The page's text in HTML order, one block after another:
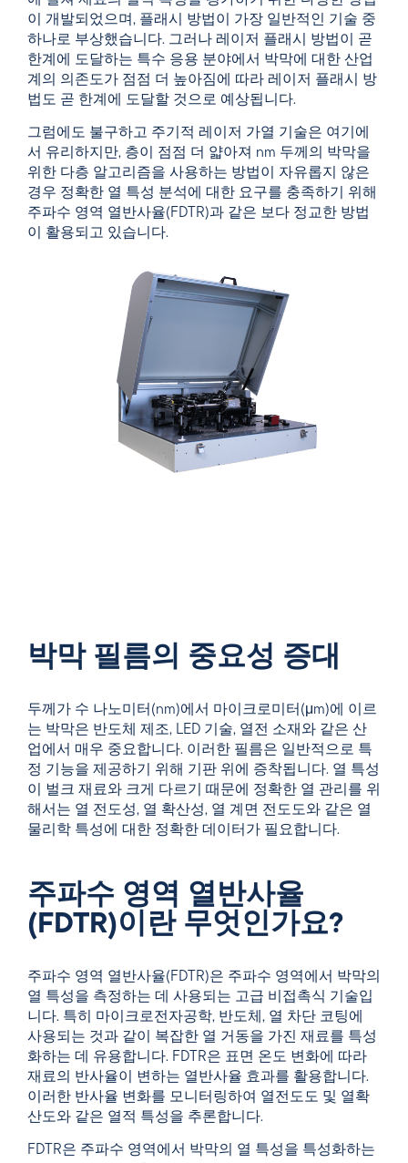
이 개발되었으며, 플래시 방법이 가장 일반적인 기술 중
하나로 부상했습니다. 그러나 레이저 플래시 방법이 곧
한계에 도달하는 특수 응용 분야에서 박막에 대한 산업
계의 의존도가 점점 더 높아짐에 따라 레이저 플래시 방
법도 곧 한계에 도달할 것으로 예상됩니다.
그럼에도 불구하고 주기적 레이저 가열 기술은 여기에
서 유리하지만, 층이 점점 더 얇아져 nm 두께의 박막을
위한 다층 알고리즘을 사용하는 방법이 자유롭지 않은
경우 정확한 열 특성 분석에 대한 요구를 충족하기 위해
주파수 영역 열반사율(FDTR)과 같은 보다 정교한 방법
이 활용되고 있습니다.
박막 필름의 중요성 증대
두께가 수 나노미터(nm)에서 마이크로미터(μm)에 이르
는 박막은 반도체 제조, LED 기술, 열전 소재와 같은 산
업에서 매우 중요합니다. 이러한 필름은 일반적으로 특
정 기능을 제공하기 위해 기판 위에 증착됩니다. 열 특성
이 벌크 재료와 크게 다르기 때문에 정확한 열 관리를 위
해서는 열 전도성, 열 확산성, 열 계면 전도도와 같은 열
물리학 특성에 대한 정확한 데이터가 필요합니다.
주파수 영역 열반사율
(FDTR)이란 무엇인가요?
주파수 영역 열반사율(FDTR)은 주파수 영역에서 박막의
열 특성을 측정하는 데 사용되는 고급 비접촉식 기술입
니다. 특히 마이크로전자공학, 반도체, 열 차단 코팅에
사용되는 것과 같이 복잡한 열 거동을 가진 재료를 특성
화하는 데 유용합니다. FDTR은 표면 온도 변화에 따라
재료의 반사율이 변하는 열반사율 효과를 활용합니다.
이러한 반사율 변화를 모니터링하여 열전도도 및 열확
산도와 같은 열적 특성을 추론합니다.
FDTR은 주파수 영역에서 박막의 열 특성을 특성화하는